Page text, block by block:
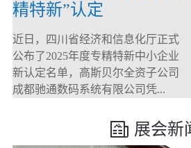
精特新”认定
近日，四川省经济和信息化厅正式
公布了2025年度专精特新中小企业
新认定名单，高斯贝尔全资子公司
成都驰通数码系统有限公司凭...
展会新